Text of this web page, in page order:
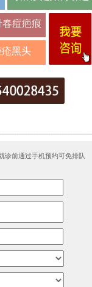
春痘疤痕
黑头
诊前通过手机预约可免排队